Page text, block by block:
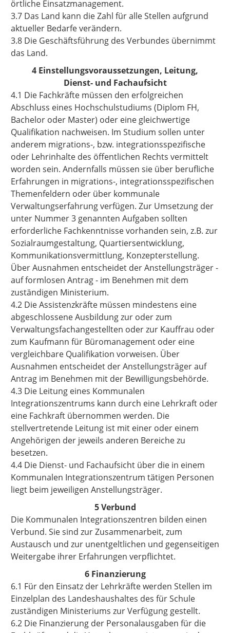
örtliche Einsatzmanagement.
3.7 Das Land kann die Zahl für alle Stellen aufgrund
aktueller Bedarfe verändern.
3.8 Die Geschäftsführung des Verbundes übernimmt
das Land.
4 Einstellungsvoraussetzungen, Leitung,
Dienst- und Fachaufsicht
4.1 Die Fachkräfte müssen den erfolgreichen
Abschluss eines Hochschulstudiums (Diplom FH,
Bachelor oder Master) oder eine gleichwertige
Qualifikation nachweisen. Im Studium sollen unter
anderem migrations-, bzw. integrationsspezifische
oder Lehrinhalte des öffentlichen Rechts vermittelt
worden sein. Andernfalls müssen sie über berufliche
Erfahrungen in migrations-, integrationsspezifischen
Themenfeldern oder über kommunale
Verwaltungserfahrung verfügen. Zur Umsetzung der
unter Nummer 3 genannten Aufgaben sollten
erforderliche Fachkenntnisse vorhanden sein, z.B. zur
Sozialraumgestaltung, Quartiersentwicklung,
Kommunikationsvermittlung, Konzepterstellung.
Über Ausnahmen entscheidet der Anstellungsträger -
auf formlosen Antrag - im Benehmen mit dem
zuständigen Ministerium.
4.2 Die Assistenzkräfte müssen mindestens eine
abgeschlossene Ausbildung zur oder zum
Verwaltungsfachangestellten oder zur Kauffrau oder
zum Kaufmann für Büromanagement oder eine
vergleichbare Qualifikation vorweisen. Über
Ausnahmen entscheidet der Anstellungsträger auf
Antrag im Benehmen mit der Bewilligungsbehörde.
4.3 Die Leitung eines Kommunalen
Integrationszentrums kann durch eine Lehrkraft oder
eine Fachkraft übernommen werden. Die
stellvertretende Leitung ist mit einer oder einem
Angehörigen der jeweils anderen Bereiche zu
besetzen.
4.4 Die Dienst- und Fachaufsicht über die in einem
Kommunalen Integrationszentrum tätigen Personen
liegt beim jeweiligen Anstellungsträger.
5 Verbund
Die Kommunalen Integrationszentren bilden einen
Verbund. Sie sind zur Zusammenarbeit, zum
Austausch und zur unentgeltlichen und gegenseitigen
Weitergabe ihrer Erfahrungen verpflichtet.
6 Finanzierung
6.1 Für den Einsatz der Lehrkräfte werden Stellen im
Einzelplan des Landeshaushaltes des für Schule
zuständigen Ministeriums zur Verfügung gestellt.
6.2 Die Finanzierung der Personalausgaben für die